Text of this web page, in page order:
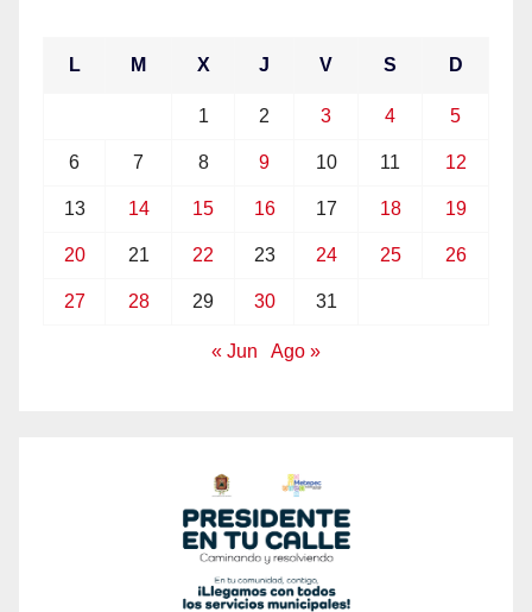
L M X J V S D
1 2 3 4 5
6 7 8 9 10 11 12
13 14 15 16 17 18 19
20 21 22 23 24 25 26
27 28 29 30 31
« Jun Ago »